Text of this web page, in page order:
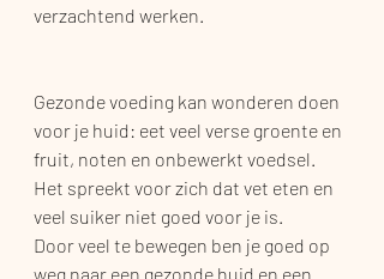
verzachtend werken.
Gezonde voeding kan wonderen doen
voor je huid: eet veel verse groente en
fruit, noten en onbewerkt voedsel.
Het spreekt voor zich dat vet eten en
veel suiker niet goed voor je is.
Door veel te bewegen ben je goed op
weg naar een gezonde huid en een